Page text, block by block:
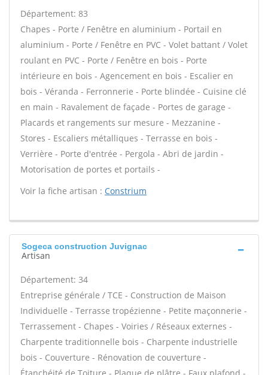
Département: 83
Chapes - Porte / Fenêtre en aluminium - Portail en
aluminium - Porte / Fenêtre en PVC - Volet battant / Volet
roulant en PVC - Porte / Fenêtre en bois - Porte
intérieure en bois - Agencement en bois - Escalier en
bois - Véranda - Ferronnerie - Porte blindée - Cuisine clé
en main - Ravalement de façade - Portes de garage -
Placards et rangements sur mesure - Mezzanine -
Stores - Escaliers métalliques - Terrasse en bois -
Verrière - Porte d'entrée - Pergola - Abri de jardin -
Motorisation de portes et portails -
Voir la fiche artisan : Constrium
Sogeca construction Juvignac
Artisan
Département: 34
Entreprise générale / TCE - Construction de Maison
Individuelle - Terrasse tropézienne - Petite maçonnerie -
Terrassement - Chapes - Voiries / Réseaux externes -
Charpente traditionnelle bois - Charpente industrielle
bois - Couverture - Rénovation de couverture -